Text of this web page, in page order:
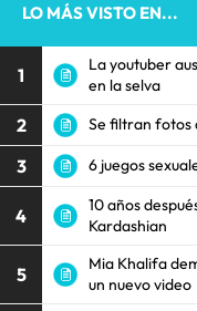
LO MÁS VISTO EN...
1
La youtuber
en la selva
2 Se filtran fotos
3 6 juegos
4
10 años
Kardashian
5
Mia Khalifa
un nuevo video